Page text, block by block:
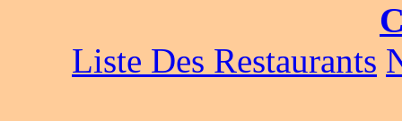
Liste Des Restaurants